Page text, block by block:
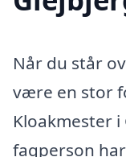
Når du står
være en stor
Kloakmester i
fagperson